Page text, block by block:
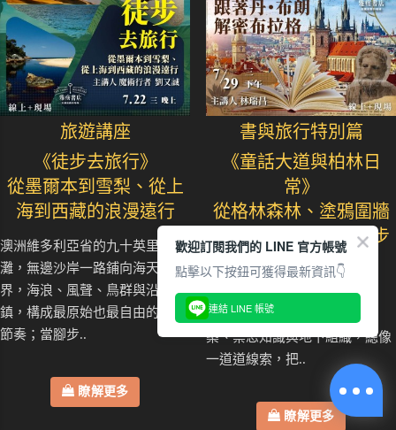
旅遊講座
《徒步去旅行》
從墨爾本到雪梨、從上
海到西藏的浪漫遠行
澳洲維多利亞省的九十英里海
灘，無邊沙岸一路鋪向海天交
界，海浪、風聲、鳥群與沿途小
鎮，構成最原始也最自由的旅途
節奏；當腳步..
瞭解更多
書與旅行特別篇
《童話大道與柏林日
常》
從格林森林、塗鴉圍牆
到北德港都的風景散步
從《達文西密碼》《天使與魔
鬼》到最新作品《秘密中的秘
密》，那些神祕符號、古老建
築、禁忌知識與地下組織，總像
一道道線索，把..
瞭解更多
歡迎訂閱我們的 LINE 官方帳號
點擊以下按鈕可獲得最新資訊👇
連結 LINE 帳號